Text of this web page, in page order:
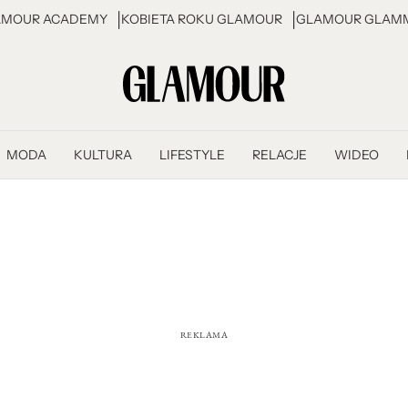
ACADEMY KOBIETA ROKU GLAMOUR GLAMOUR
MODA KULTURA LIFESTYLE RELACJE WIDEO